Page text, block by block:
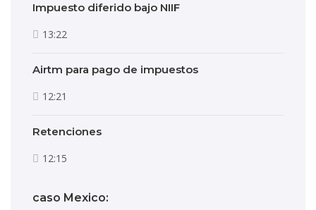
Impuesto diferido bajo NIIF
13:22
Airtm para pago de impuestos
12:21
Retenciones
12:15
caso Mexico: